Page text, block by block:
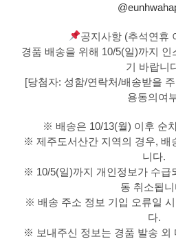
공지사항 (추석연휴
경품 배송을 위해 10/5(일)까지
기 바랍니
[당첨자: 성함/연락처/배송받을
용동의여
※ 배송은 10/13(월) 이후 순
※ 제주도서산간 지역의 경우, 배
니다.
※ 10/5(일)까지 개인정보가 수급
동 취소됩
※ 배송 주소 정보 기입 오류일
다.
※ 보내주신 정보는 경품 발송 외